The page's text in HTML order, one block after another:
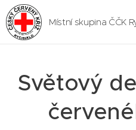
Místní skupina ČČK
Světový